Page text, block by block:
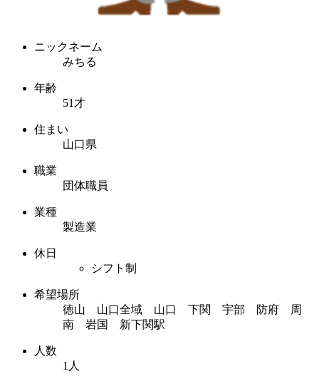
ニックネーム
みちる
年齢
51才
住まい
山口県
職業
団体職員
業種
製造業
休日
シフト制
希望場所
徳山 山口全域 山口 下関 宇部 防府 周
南 岩国 新下関駅
人数
1人